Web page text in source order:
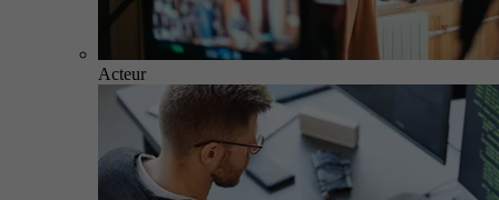
Acteur